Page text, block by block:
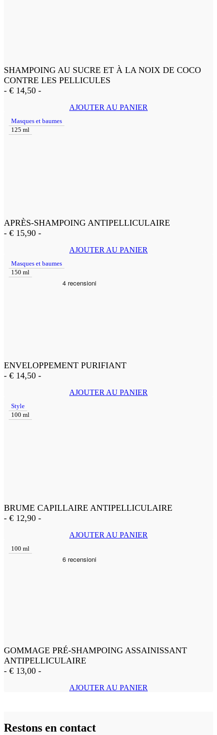
SHAMPOING AU SUCRE ET À LA NOIX DE COCO
CONTRE LES PELLICULES
- € 14,50 -
AJOUTER AU PANIER
Masques et baumes
125 ml
APRÈS-SHAMPOING ANTIPELLICULAIRE
- € 15,90 -
AJOUTER AU PANIER
Masques et baumes
150 ml
ENVELOPPEMENT PURIFIANT
- € 14,50 -
AJOUTER AU PANIER
Style
100 ml
BRUME CAPILLAIRE ANTIPELLICULAIRE
- € 12,90 -
AJOUTER AU PANIER
100 ml
GOMMAGE PRÉ-SHAMPOING ASSAINISSANT
ANTIPELLICULAIRE
- € 13,00 -
AJOUTER AU PANIER
Restons en contact